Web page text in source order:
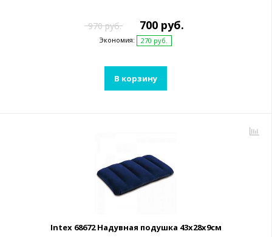
970 руб. 700 руб.
Экономия: 270 руб.
В корзину
Intex 68672 Надувная подушка 43х28х9см